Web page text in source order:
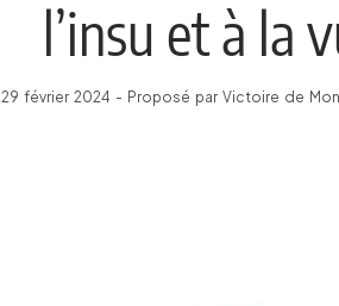
l’insu et à la
29 février 2024 - Proposé par Victoire de